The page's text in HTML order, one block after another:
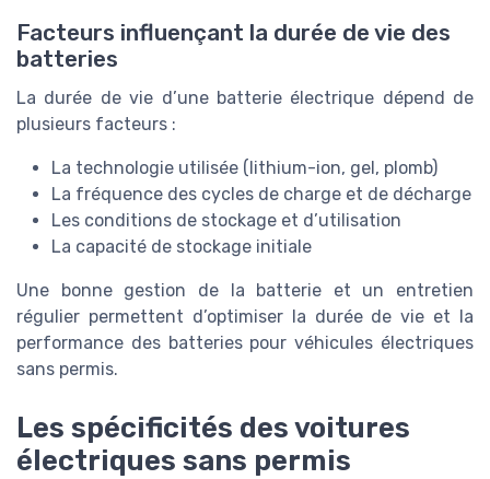
Facteurs influençant la durée de vie des
batteries
La durée de vie d’une batterie électrique dépend de
plusieurs facteurs :
La technologie utilisée (lithium-ion, gel, plomb)
La fréquence des cycles de charge et de décharge
Les conditions de stockage et d’utilisation
La capacité de stockage initiale
Une bonne gestion de la batterie et un entretien
régulier permettent d’optimiser la durée de vie et la
performance des batteries pour véhicules électriques
sans permis.
Les spécificités des voitures
électriques sans permis